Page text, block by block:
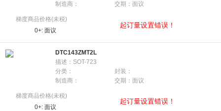
制造商：
交期：面议
梯度商品价格(未税)
0+: 面议
起订量设置错误！
DTC143ZMT2L
描述：SOT-723
分类：
封装：
制造商：
交期：面议
梯度商品价格(未税)
0+: 面议
起订量设置错误！